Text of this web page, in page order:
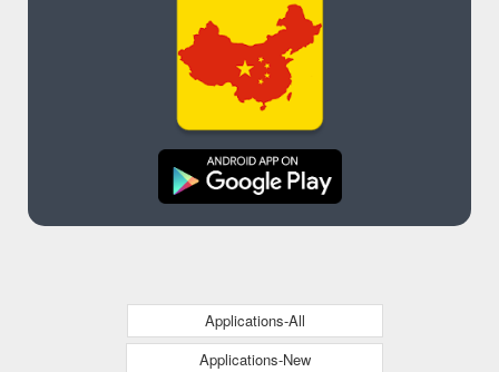
Applications-All
Applications-New